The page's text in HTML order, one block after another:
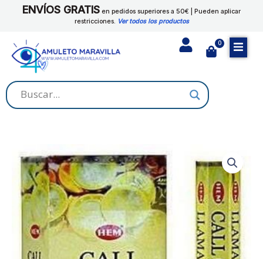
ENVÍOS GRATIS en pedidos superiores a 50€ | Pueden aplicar
restricciones. Ver todos los productos
0
Cart
INCIENSO
CALL
CLIENTE
cantidad
CALL
cantidad